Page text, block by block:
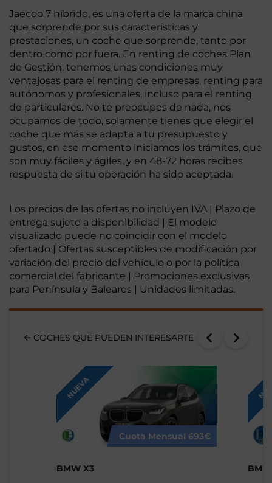
Jaecoo 7 híbrido, es una oferta de la marca china
que sorprende por sus características y
prestaciones, un coche que sorprende, tanto por
dentro como por fuera. En renting de coches Plan
de Gestión, tenemos unas condiciones muy
ventajosas para el renting de empresas, renting para
autónomos y profesionales, incluso para el renting
de particulares. No te preocupes de nada, nos
ocupamos de todo, solamente tienes que elegir el
coche que más se adapta a tu presupuesto y
gustos, en ese momento iniciamos los trámites, que
son muy fáciles y ágiles, y en 48-72 horas recibes
respuesta de si tu operación ha sido aceptada.
Los precios de las ofertas no incluyen IVA | Plazo de
entrega sujeto a disponibilidad | El modelo
visualizado puede no coincidir con el modelo
ofertado | Ofertas susceptibles de modificación por
variación del precio del vehículo o por la política
comercial del fabricante | Promociones exclusivas
para Península y Baleares | Unidades limitadas.
COCHES QUE PUEDEN INTERESARTE
NUEVA
Cuota Mensual 693€
BMW X3